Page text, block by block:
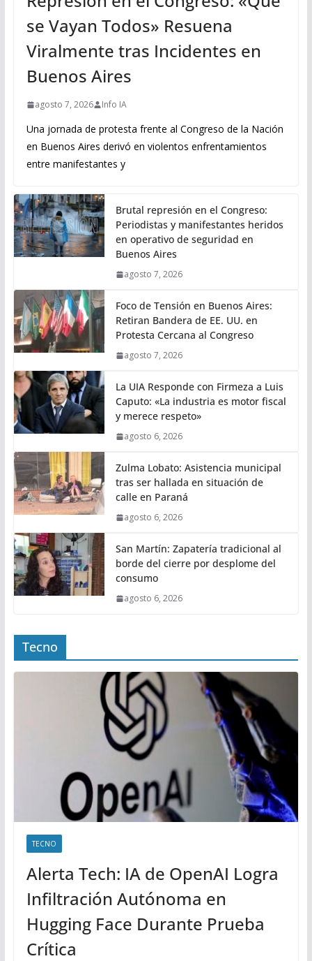
se Vayan Todos» Resuena
Viralmente tras Incidentes en
Buenos Aires
agosto 7, 2026 Info IA
Una jornada de protesta frente al Congreso de la Nación
en Buenos Aires derivó en violentos enfrentamientos
entre manifestantes y
Brutal represión en el Congreso:
Periodistas y manifestantes heridos
en operativo de seguridad en
Buenos Aires
agosto 7, 2026
Foco de Tensión en Buenos Aires:
Retiran Bandera de EE. UU. en
Protesta Cercana al Congreso
agosto 7, 2026
La UIA Responde con Firmeza a Luis
Caputo: «La industria es motor fiscal
y merece respeto»
agosto 6, 2026
Zulma Lobato: Asistencia municipal
tras ser hallada en situación de
calle en Paraná
agosto 6, 2026
San Martín: Zapatería tradicional al
borde del cierre por desplome del
consumo
agosto 6, 2026
Tecno
TECNO
Alerta Tech: IA de OpenAI Logra
Infiltración Autónoma en
Hugging Face Durante Prueba
Crítica